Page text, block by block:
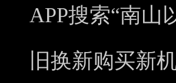
APP搜索“南山
旧换新购买新